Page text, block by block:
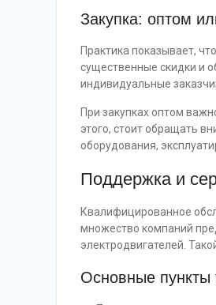
Закупка: оптом
Практика показывает,
существенные скидки и
индивидуальные
При закупках оптом
этого, стоит обращать
оборудования,
Поддержка и
Квалифицированное
множество компаний
электродвигателей.
Основные пункты